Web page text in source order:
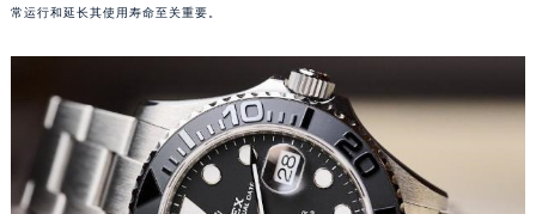
常运行和延长其使用寿命至关重要。